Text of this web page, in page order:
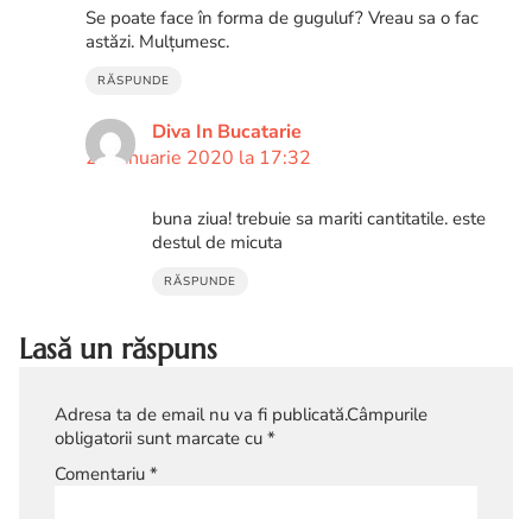
Se poate face în forma de guguluf? Vreau sa o fac
astăzi. Mulțumesc.
RĂSPUNDE
Diva In Bucatarie
26 ianuarie 2020 la 17:32
buna ziua! trebuie sa mariti cantitatile. este
destul de micuta
RĂSPUNDE
Lasă un răspuns
Adresa ta de email nu va fi publicată.Câmpurile
obligatorii sunt marcate cu *
Comentariu *